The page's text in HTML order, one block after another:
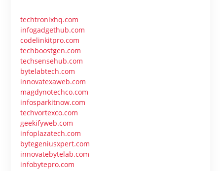
techtronixhq.com
infogadgethub.com
codelinkitpro.com
techboostgen.com
techsensehub.com
bytelabtech.com
innovatexaweb.com
magdynotechco.com
infosparkitnow.com
techvortexco.com
geekifyweb.com
infoplazatech.com
bytegeniusxpert.com
innovatebytelab.com
infobytepro.com